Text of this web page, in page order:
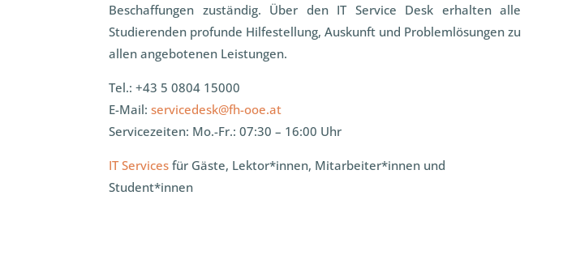
Beschaffungen zuständig. Über den IT Service Desk erhalten alle
Studierenden profunde Hilfestellung, Auskunft und Problemlösungen zu
allen angebotenen Leistungen.
Tel.: +43 5 0804 15000
E-Mail:servicedesk@fh-ooe.at
Servicezeiten: Mo.-Fr.: 07:30 – 16:00 Uhr
IT Services für Gäste, Lektor*innen, Mitarbeiter*innen und
Student*innen